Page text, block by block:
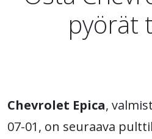
pyörät
Chevrolet Epica,
07-01, on seuraava